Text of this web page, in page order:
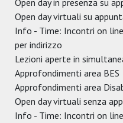
Open day in presenza su
Open day virtuali su
Info - Time: Incontri on
per indirizzo
Lezioni aperte in
Approfondimenti area BES
Approfondimenti area
Open day virtuali senza
Info - Time: Incontri on